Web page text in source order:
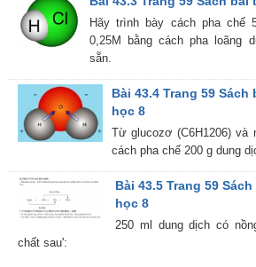
Hãy trình bày cách pha chế
0,25M bằng cách pha loãng
sẵn.
Bài 43.4 Trang 59 Sách
học 8
Từ glucozơ (C6H1206)
cách pha chế 200 g dung
Bài 43.5 Trang 59
học 8
250 ml dung dịch có
chất sau':